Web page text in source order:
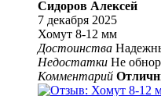
Сидоров Алексей
7 декабря 2025
Хомут 8-12 мм
Достоинства
Недостатки Не
Комментарий